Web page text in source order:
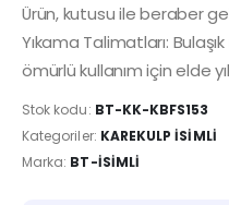
Ürün, kutusu ile beraber
Yıkama Talimatları:
ömürlü kullanım için elde
Stok kodu: BT-KK-KBFS153
Kategoriler: KAREKULP İSIMLI
Marka: BT-İSIMLI